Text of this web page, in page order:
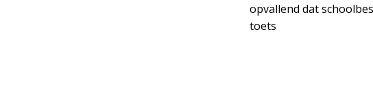
opvallend dat
toets